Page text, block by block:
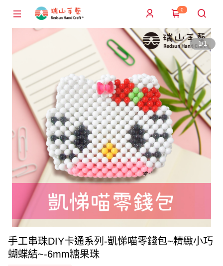
0
1/1
手工串珠DIY卡通系列-凱悌喵零錢包~精緻小巧
蝴蝶結~-6mm糖果珠